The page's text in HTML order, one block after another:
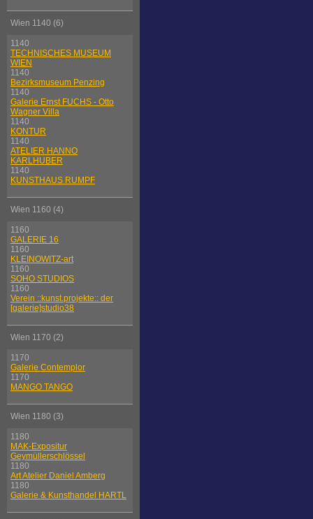
Wien 1140 (6)
1140
TECHNISCHES MUSEUM
WIEN
1140
Bezirksmuseum Penzing
1140
Galerie Ernst FUCHS - Otto
Wagner Villa
1140
KONTUR
1140
ATELIER HANNO
KARLHUBER
1140
KUNSTHAUS RUMPF
Wien 1160 (4)
1160
GALERIE 16
1160
KLEINOWITZ-art
1160
SOHO STUDIOS
1160
Verein ::kunst.projekte:: der
[galerie]studio38
Wien 1170 (2)
1170
Galerie Contemplor
1170
MANGO TANGO
Wien 1180 (3)
1180
MAK-Expositur
Geymüllerschlössel
1180
Art Atelier Daniel Amberg
1180
Galerie & Kunsthandel HARTL